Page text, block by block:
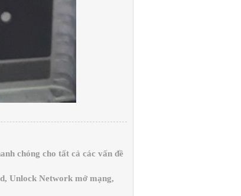
chóng cho tất cả các vấn đề
Unlock Network mở mạng,